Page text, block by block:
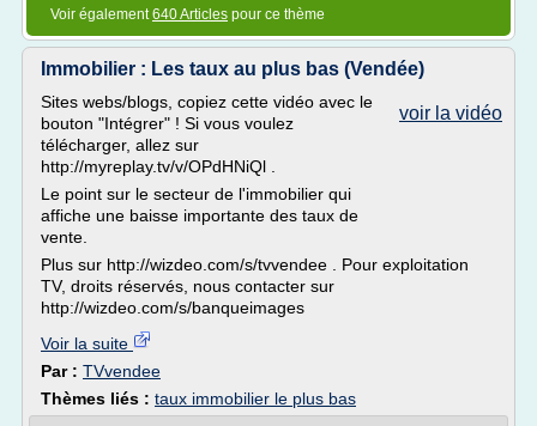
Voir également640 Articles pour ce thème
Immobilier : Les taux au plus bas (Vendée)
voir la vidéo
Sites webs/blogs, copiez cette vidéo avec le
bouton "Intégrer" ! Si vous voulez
télécharger, allez sur
http://myreplay.tv/v/OPdHNiQl .
Le point sur le secteur de l'immobilier qui
affiche une baisse importante des taux de
vente.
Plus sur http://wizdeo.com/s/tvvendee . Pour exploitation
TV, droits réservés, nous contacter sur
http://wizdeo.com/s/banqueimages
Voir la suite
Par : TVvendee
Thèmes liés : taux immobilier le plus bas